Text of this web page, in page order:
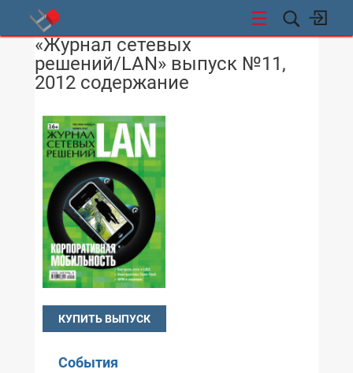
«Журнал сетевых
решений/LAN» выпуск №11,
2012 содержание
КУПИТЬ ВЫПУСК
События